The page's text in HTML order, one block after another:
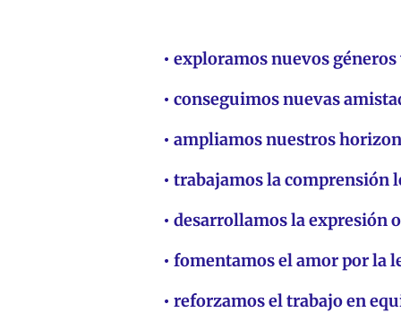
• exploramos nuevos
• conseguimos nuevas
• ampliamos nuestros
• trabajamos la comprensión
• desarrollamos la expresión
• fomentamos el amor por la
• reforzamos el trabajo en